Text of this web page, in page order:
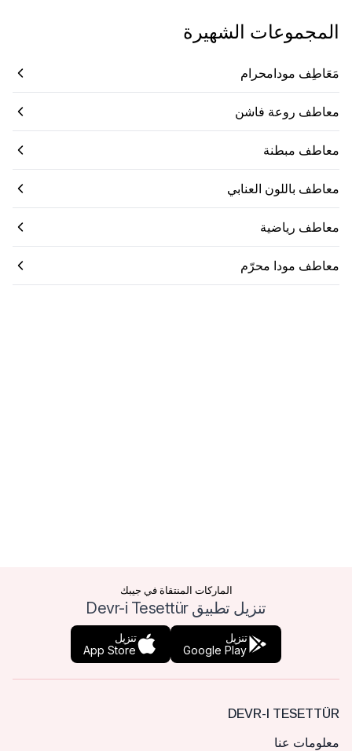
المجموعات الشهيرة
مَعَاطِف مودامحرام
معاطف روعة فاشن
معاطف مبطنة
معاطف باللون العنابي
معاطف رياضية
معاطف مودا محرّم
الماركات المنتقاة في جيبك
تنزيل تطبيق Devr-i Tesettür
تنزيل
Google Play
تنزيل
App Store
DEVR-I TESETTÜR
معلومات عنا